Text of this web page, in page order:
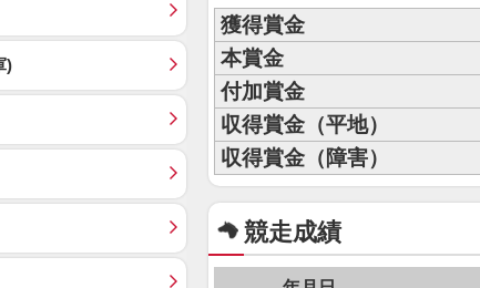
獲得賞金
本賞金
付加賞金
収得賞金（平地）
収得賞金（障害）
競走成績
)